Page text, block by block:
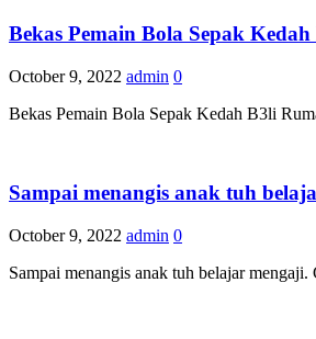
Bekas Pemain Bola Sepak
October 9, 2022 admin 0
Bekas Pemain Bola Sepak Kedah B3li
Sampai menangis anak tuh
October 9, 2022 admin 0
Sampai menangis anak tuh belajar